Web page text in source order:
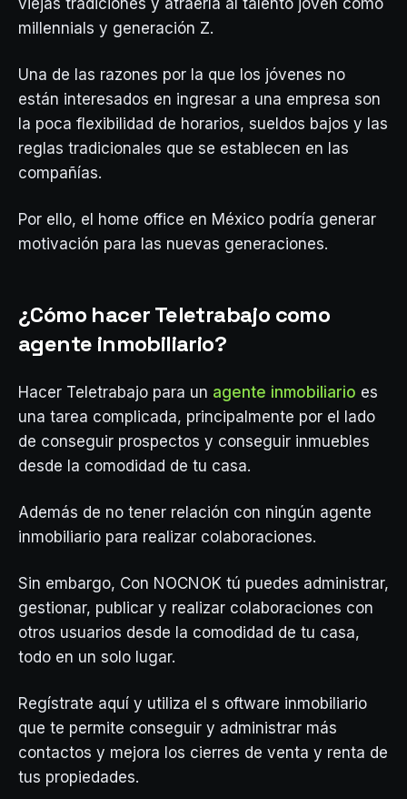
viejas tradiciones y atraería al talento joven como
millennials y generación Z.
Una de las razones por la que los jóvenes no
están interesados en ingresar a una empresa son
la poca flexibilidad de horarios, sueldos bajos y las
reglas tradicionales que se establecen en las
compañías.
Por ello, el home office en México podría generar
motivación para las nuevas generaciones.
¿Cómo hacer Teletrabajo como
agente inmobiliario?
Hacer Teletrabajo para un agente inmobiliario es
una tarea complicada, principalmente por el lado
de conseguir prospectos y conseguir inmuebles
desde la comodidad de tu casa.
Además de no tener relación con ningún agente
inmobiliario para realizar colaboraciones.
Sin embargo, Con NOCNOK tú puedes administrar,
gestionar, publicar y realizar colaboraciones con
otros usuarios desde la comodidad de tu casa,
todo en un solo lugar.
Regístrate aquí y utiliza el s oftware inmobiliario
que te permite conseguir y administrar más
contactos y mejora los cierres de venta y renta de
tus propiedades.